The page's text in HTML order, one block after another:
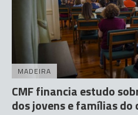
MADEIRA
CMF financia estudo
dos jovens e famílias do